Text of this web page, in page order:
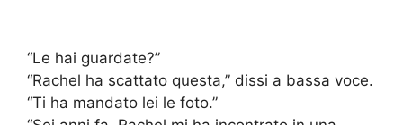
“Le hai guardate?”
“Rachel ha scattato questa,” dissi a bassa voce.
“Ti ha mandato lei le foto.”